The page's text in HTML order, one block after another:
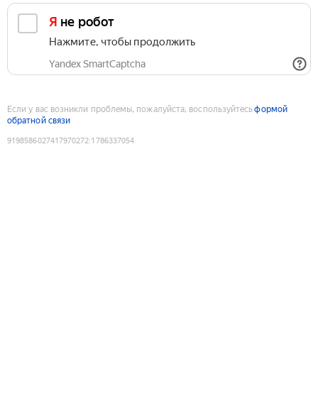
Я не робот
Нажмите, чтобы продолжить
Yandex SmartCaptcha
Если у вас возникли проблемы, пожалуйста, воспользуйтесьформой
обратной связи
9198586027417970272:1786337054